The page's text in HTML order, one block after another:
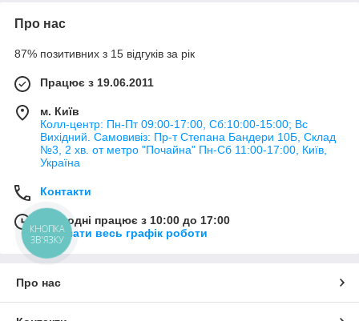
Про нас
87% позитивних з 15 відгуків за рік
Працює з 19.06.2011
м. Київ
Колл-центр: Пн-Пт 09:00-17:00, Сб:10:00-15:00; Вс
Вихідний. Самовивіз: Пр-т Степана Бандери 10Б, Склад
№3, 2 хв. от метро "Почайна" Пн-Cб 11:00-17:00, Київ,
Україна
Контакти
Сьогодні працює з 10:00 до 17:00
Показати весь графік роботи
Про нас
КНОПКА
ЗВ'ЯЗКУ